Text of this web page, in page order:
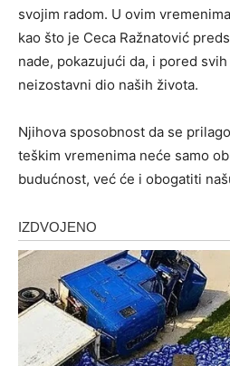
svojim radom. U ovim
kao što je Ceca Ražnatović
nade, pokazujući da, i pored
neizostavni dio naših života.
Njihova sposobnost da se
teškim vremenima neće samo
budućnost, već će i obogatiti